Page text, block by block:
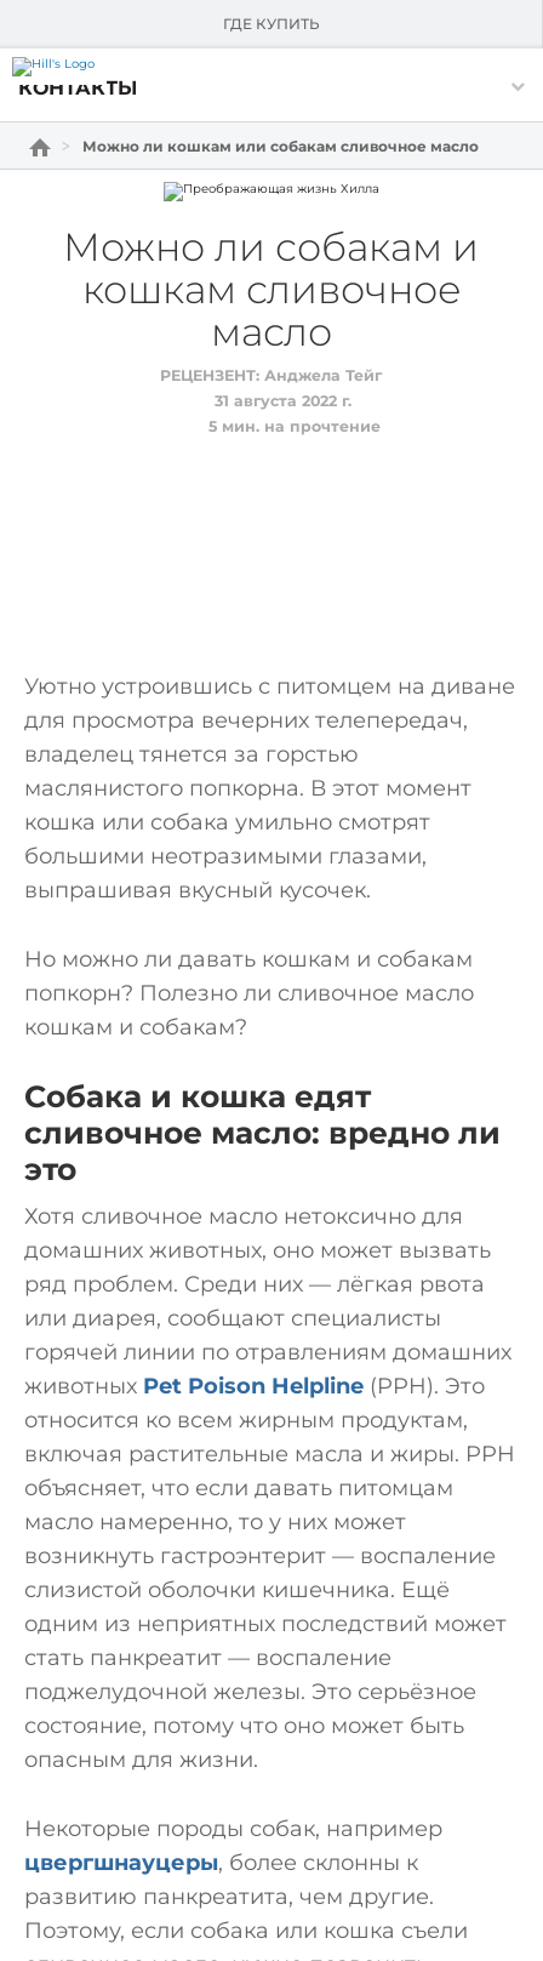
ГДЕ КУПИТЬ
КОНТАКТЫ
Можно ли кошкам или собакам сливочное масло
Можно ли собакам и
кошкам сливочное
масло
РЕЦЕНЗЕНТ: Анджела Тейг
31 августа 2022 г.
5 мин. на прочтение
Уютно устроившись с питомцем на диване
для просмотра вечерних телепередач,
владелец тянется за горстью
маслянистого попкорна. В этот момент
кошка или собака умильно смотрят
большими неотразимыми глазами,
выпрашивая вкусный кусочек.
Но можно ли давать кошкам и собакам
попкорн? Полезно ли сливочное масло
кошкам и собакам?
Собака и кошка едят
сливочное масло: вредно ли
это
Хотя сливочное масло нетоксично для
домашних животных, оно может вызвать
ряд проблем. Среди них — лёгкая рвота
или диарея, сообщают специалисты
горячей линии по отравлениям домашних
животных Pet Poison Helpline (PPH). Это
относится ко всем жирным продуктам,
включая растительные масла и жиры. PPH
объясняет, что если давать питомцам
масло намеренно, то у них может
возникнуть гастроэнтерит — воспаление
слизистой оболочки кишечника. Ещё
одним из неприятных последствий может
стать панкреатит — воспаление
поджелудочной железы. Это серьёзное
состояние, потому что оно может быть
опасным для жизни.
Некоторые породы собак, например
цвергшнауцеры, более склонны к
развитию панкреатита, чем другие.
Поэтому, если собака или кошка съели